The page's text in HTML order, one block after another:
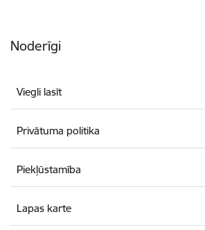
Noderīgi
Viegli lasīt
Privātuma politika
Piekļūstamība
Lapas karte